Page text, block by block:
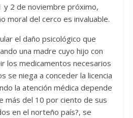
y 2 de noviembre próximo,
moral del cerco es invaluable.
el daño psicológico que
una madre cuyo hijo con
los medicamentos necesarios
se niega a conceder la licencia
la atención médica depende
más del 10 por ciento de sus
en el norteño país?, se